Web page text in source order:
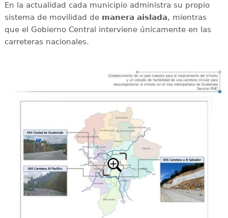
En la actualidad cada municipio administra su propio
sistema de movilidad demanera aislada, mientras
que el Gobierno Central interviene únicamente en las
carreteras nacionales.